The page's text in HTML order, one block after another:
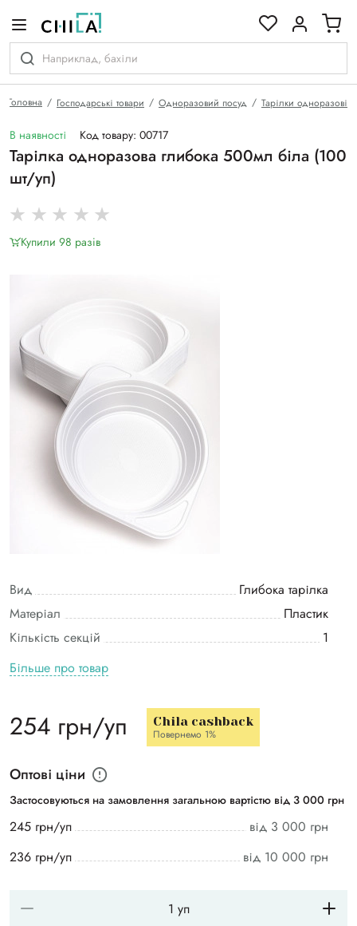
Головна Господарські товари Одноразовий посуд Тарілки одноразові
В наявності Код товару: 00717
Тарілка одноразова глибока 500мл біла (100
шт/уп)
Купили 98 разiв
Вид
Глибока тарілка
Матеріал
Пластик
Кількість секцій
1
Більше про товар
254 грн/уп Chila cashback
Повернемо 1%
Оптові ціни
Застосовуються на замовлення загальною вартістю від 3 000 грн
245 грн/уп
від 3 000 грн
236 грн/уп
від 10 000 грн
гамі